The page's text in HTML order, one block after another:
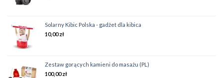
Solarny Kibic Polska - gadżet dla kibica
10,00zł
Zestaw gorących kamieni do masażu (PL)
100,00zł